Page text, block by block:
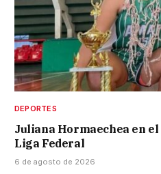
DEPORTES
Juliana Hormaechea en
Liga Federal
6 de agosto de 2026